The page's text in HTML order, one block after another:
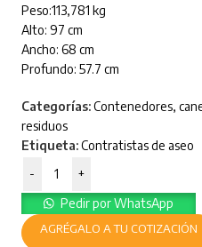
Peso:113,781 kg
Alto: 97 cm
Ancho: 68 cm
Profundo: 57.7 cm
Categorías:Contenedores,
residuos
Etiqueta:Contratistas de aseo
-
+
Pedir por WhatsApp
AGRÉGALO A TU COTIZACIÓN